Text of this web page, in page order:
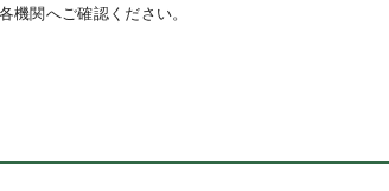
機関へご確認ください。